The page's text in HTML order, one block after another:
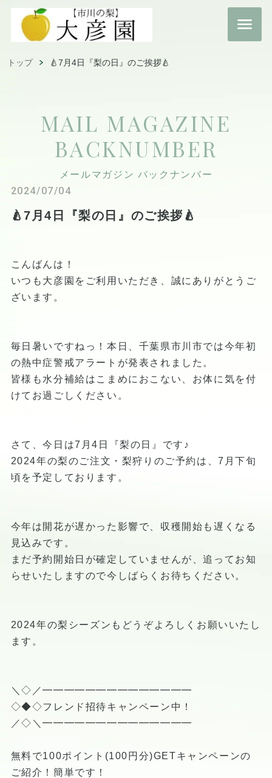
トップ 🍐7月4日『梨の日』のご挨拶🍐
MAIL MAGAZINE
BACKNUMBER
メールマガジン バックナンバー
2024/07/04
🍐7月4日『梨の日』のご挨拶🍐
こんばんは！
いつも大彦園をご利用いただき、誠にありがとうご
ざいます。
毎日暑いですねっ！本日、千葉県市川市では今年初
の熱中症警戒アラートが発表されました。
皆様も水分補給はこまめにおこない、お体に気を付
けてお過ごしください。
さて、今日は7月4日『梨の日』です♪
2024年の梨のご注文・梨狩りのご予約は、7月下旬
頃を予定しております。
今年は開花が遅かった影響で、収穫開始も遅くなる
見込みです。
まだ予約開始日が確定していませんが、追ってお知
らせいたしますので今しばらくお待ちください。
2024年の梨シーズンもどうぞよろしくお願いいたし
ます。
＼◇／━━━━━━━━━━━━━━
◇◆◇フレンド招待キャンペーン中！
／◇＼━━━━━━━━━━━━━━
無料で100ポイント(100円分)GETキャンペーンの
ご紹介！簡単です！